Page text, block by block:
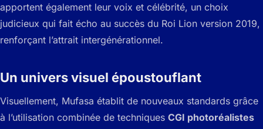
apportent également leur voix et célébrité, un choix
judicieux qui fait écho au succès du Roi Lion version 2019,
renforçant l’attrait intergénérationnel.
Un univers visuel époustouflant
Visuellement, Mufasa établit de nouveaux standards grâce
à l’utilisation combinée de techniques CGI photoréalistes